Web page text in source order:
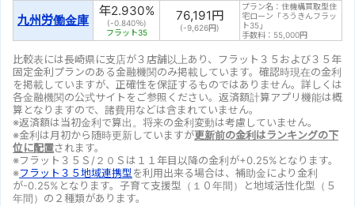
九州労働金庫
年2.930%
(-0.840％)
フラット35
76,191円
(-9,626円)
プラン名：住機構買取型住
宅ローン「ろうきんフラッ
ト35」
手数料：55,000円
比較表には長崎県に支店が３店舗以上あり、フラット３５および３５年
固定金利プランのある金融機関のみ掲載しています。確認時現在の金利
を掲載していますが、正確性を保証するものではありません。詳しくは
各金融機関の公式サイトをご参照ください。返済額計算アプリ機能は概
算となりますので、諸費用などは含まれていません。
※返済額は当初金利で算出。将来の金利変動は考慮していません。
※金利は月初から随時更新していますが更新前の金利はランキングの下
位に配置されます。
※フラット３５Ｓ/２０Ｓは１１年目以降の金利が+0.25%となります。
※フラット３５地域連携型を利用出来る場合は、補助金により金利
が-0.25%となります。子育て支援型（１０年間）と地域活性化型（５
年間）の２種類があります。